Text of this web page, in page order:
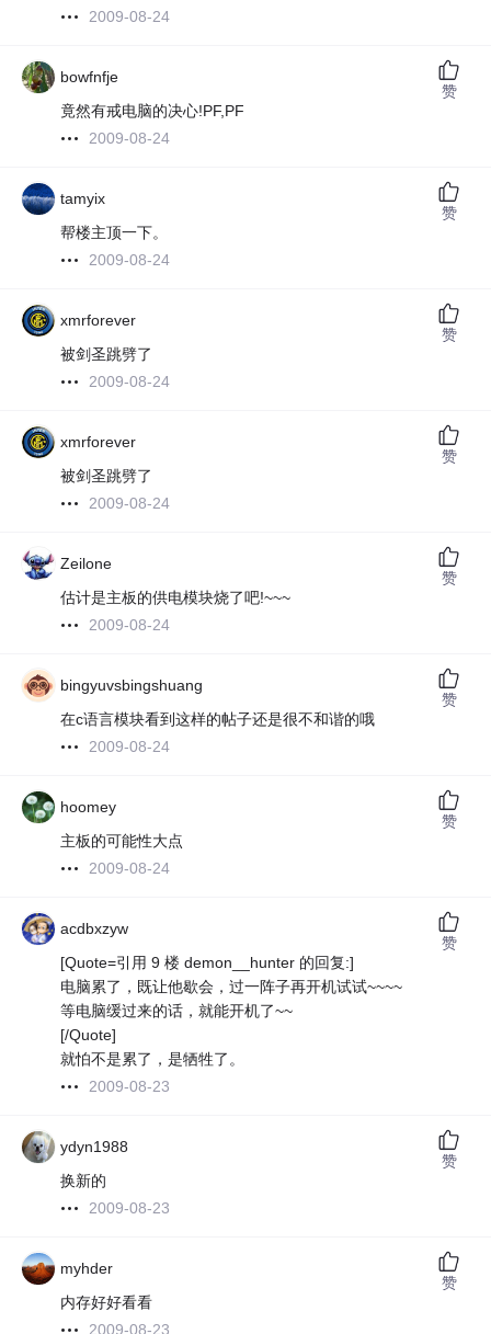
2009-08-24
bowfnfje
竟然有戒电脑的决心!PF,PF
2009-08-24
赞
tamyix
帮楼主顶一下。
2009-08-24
赞
xmrforever
被剑圣跳劈了
2009-08-24
赞
xmrforever
被剑圣跳劈了
2009-08-24
赞
Zeilone
估计是主板的供电模块烧了吧!~~~
2009-08-24
赞
bingyuvsbingshuang
在c语言模块看到这样的帖子还是很不和谐的哦
2009-08-24
赞
hoomey
主板的可能性大点
2009-08-24
赞
acdbxzyw
[Quote=引用 9 楼 demon__hunter 的回复:]
电脑累了，既让他歇会，过一阵子再开机试试~~~~
等电脑缓过来的话，就能开机了~~
[/Quote]
就怕不是累了，是牺牲了。
2009-08-23
赞
ydyn1988
换新的
2009-08-23
赞
myhder
内存好好看看
2009-08-23
赞